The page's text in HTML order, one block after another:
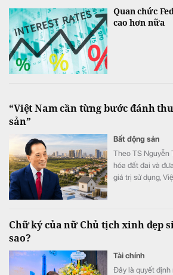
Quan chức
cao hơn nữa
“Việt Nam cần từng bước đánh
sản”
Bất động sản
Theo TS Nguyễn
hóa đất đai và
giá trị sử dụng,
Chữ ký của nữ Chủ tịch xinh đẹp
sao?
Tài chính
Đây là quyết định